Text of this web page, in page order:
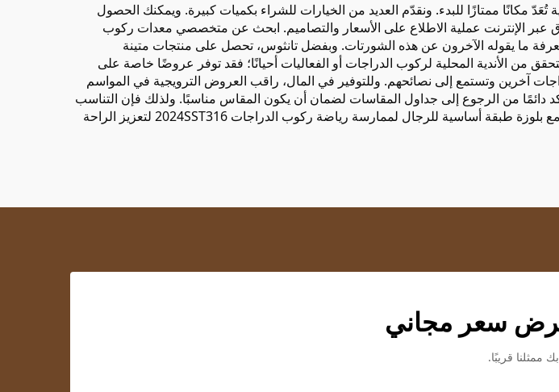
مكانًا ممتازًا للبدء. ونقدّم العديد من الخيارات للشراء بكميات كبيرة. ويمكنك الحصول
عبر الإنترنت عملية الاطلاع على الأسعار والتصاميم. ابحث عن متخصصي معدات ركوب
ما يقوله الآخرون عن هذه الشورتات. وبفضل تانثوس، تحصل على منتجات متينة
من الأندية المحلية لركوب الدراجات أو الفعاليات أحيانًا؛ فقد توفر عروضًا خاصة على
آخرين وتستمع إلى نصائحهم. وللتوفير في المال، راقب العروض الترويجية في المواسم
دائمًا من الرجوع إلى جداول المقاسات لضمان أن يكون المقاس مناسبًا. ولذلك فإن التناسب
بلوزة طبقة أساسية للرجال لممارسة رياضة ركوب الدراجات 2024SST316
لتعزيز الراحة
سعر مجاني
ممثلنا قريبًا.